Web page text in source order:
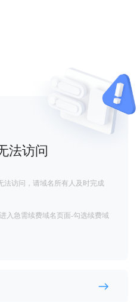
法访问
法访问，请域名所有人及时完成
入急需续费域名页面-勾选续费域